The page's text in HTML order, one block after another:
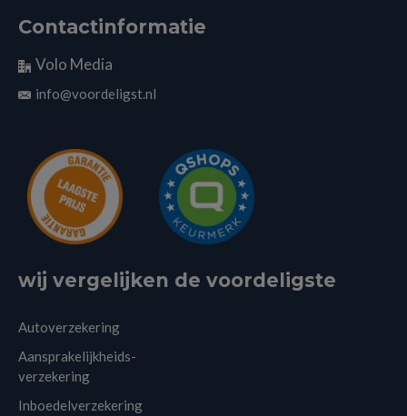
Contactinformatie
Volo Media
info@voordeligst.nl
wij vergelijken de voordeligste
Autoverzekering
Aansprakelijkheids-
verzekering
Inboedelverzekering